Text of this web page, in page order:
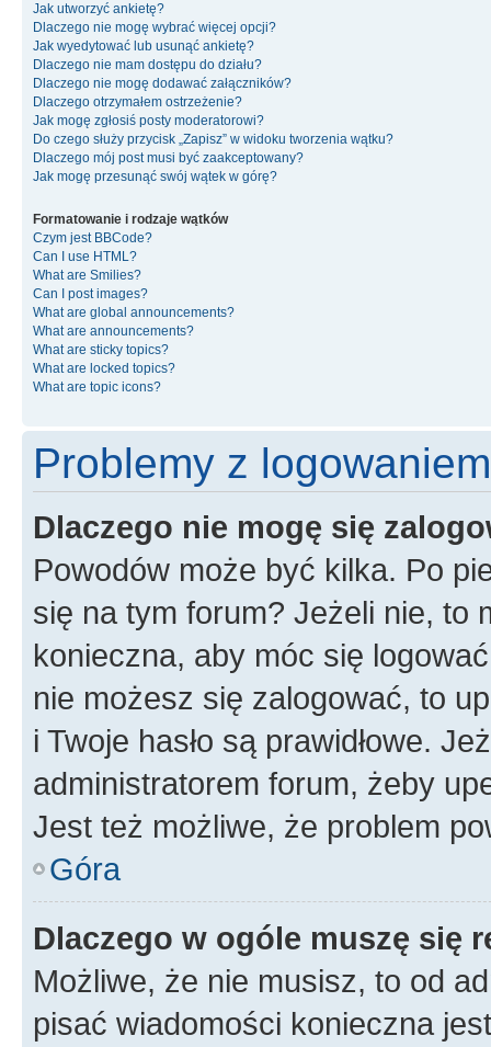
Jak utworzyć ankietę?
Dlaczego nie mogę wybrać więcej opcji?
Jak wyedytować lub usunąć ankietę?
Dlaczego nie mam dostępu do działu?
Dlaczego nie mogę dodawać załączników?
Dlaczego otrzymałem ostrzeżenie?
Jak mogę zgłosiś posty moderatorowi?
Do czego służy przycisk „Zapisz” w widoku tworzenia wątku?
Dlaczego mój post musi być zaakceptowany?
Jak mogę przesunąć swój wątek w górę?
Formatowanie i rodzaje wątków
Czym jest BBCode?
Can I use HTML?
What are Smilies?
Can I post images?
What are global announcements?
What are announcements?
What are sticky topics?
What are locked topics?
What are topic icons?
Problemy z
Dlaczego nie mogę się
Powodów może być kilka. Po
się na tym forum? Jeżeli nie, to
konieczna, aby móc się
nie możesz się zalogować, to
i Twoje hasło są prawidłowe.
administratorem forum, żeby
Jest też możliwe, że problem
Góra
Dlaczego w ogóle muszę się
Możliwe, że nie musisz, to od
pisać wiadomości konieczna